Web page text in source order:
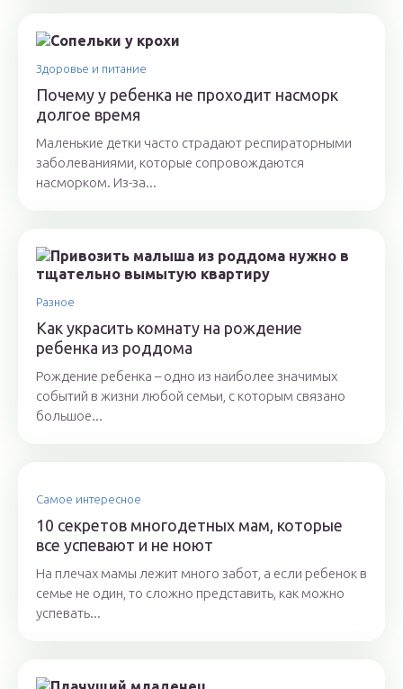
Здоровье и питание
Почему у ребенка не проходит насморк
долгое время
Маленькие детки часто страдают респираторными
заболеваниями, которые сопровождаются
насморком. Из-за...
Разное
Как украсить комнату на рождение
ребенка из роддома
Рождение ребенка – одно из наиболее значимых
событий в жизни любой семьи, с которым связано
большое...
Самое интересное
10 секретов многодетных мам, которые
все успевают и не ноют
На плечах мамы лежит много забот, а если ребенок в
семье не один, то сложно представить, как можно
успевать...